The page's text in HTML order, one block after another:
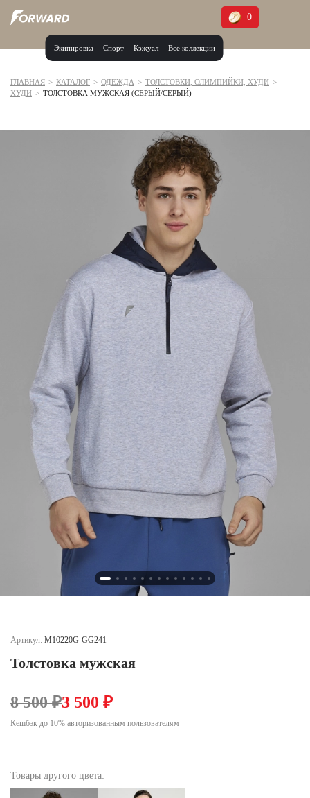
Экипировка Спорт Кэжуал Все коллекции
0
Москва и МО
Москва и МО (14)
Нижегородская область (1)
Новосибирская область (3)
Омская область (5)
Республика Башкортостан (3)
Республика Крым (1)
Республика Татарстан (2)
Ростовская область (2)
Самарская область (1)
Санкт-Петербург и ЛО (3)
Саратовская область (1)
Свердловская область (5)
Северная Осетия (2)
Смоленская область (1)
Ставропольский край (5)
Томская область (1)
Тульская область (1)
Тюменская область (3)
ГЛАВНАЯ > КАТАЛОГ > ОДЕЖДА > ТОЛСТОВКИ, ОЛИМПИЙКИ, ХУДИ >
ХУДИ > ТОЛСТОВКА МУЖСКАЯ (СЕРЫЙ/СЕРЫЙ)
Артикул: M10220G-GG241
Толстовка мужская
8 500 ₽3 500 ₽
Кешбэк до 10% авторизованным пользователям
Товары другого цвета: